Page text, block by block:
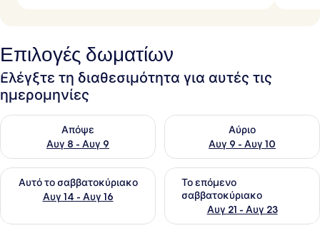
Επιλογές δωματίων
Ελέγξτε τη διαθεσιμότητα για αυτές τις
ημερομηνίες
Απόψε
Αυγ 8 - Αυγ 9
Έλεγχος διαθεσιμότητας για απόψε Αυγ 8 - Αυγ 9
Αύριο
Αυγ 9 - Αυγ 10
Έλεγχος διαθεσιμότητας
Αυτό το σαββατοκύριακο
Αυγ 14 - Αυγ 16
Έλεγχος διαθεσιμότητας για αυτό το σαββατοκύριακο Αυγ
Το επόμενο
σαββατοκύριακο
Αυγ 21 - Αυγ 23
Έλεγχος διαθεσιμότητας